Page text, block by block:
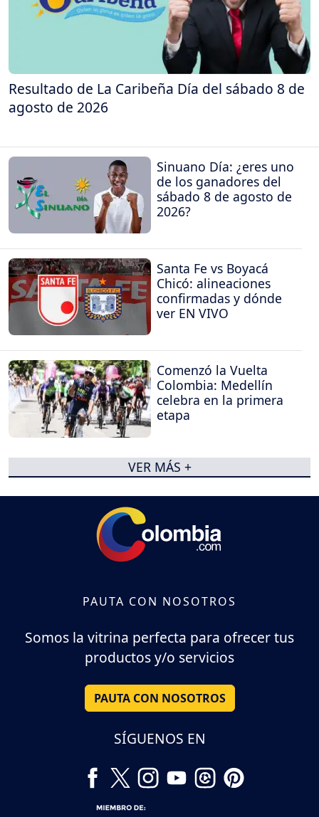
Resultado de La Caribeña Día del sábado 8 de
agosto de 2026
Sinuano Día: ¿eres uno
de los ganadores del
sábado 8 de agosto de
2026?
Santa Fe vs Boyacá
Chicó: alineaciones
confirmadas y dónde
ver EN VIVO
Comenzó la Vuelta
Colombia: Medellín
celebra en la primera
etapa
VER MÁS +
PAUTA CON NOSOTROS
Somos la vitrina perfecta para ofrecer tus
productos y/o servicios
PAUTA CON NOSOTROS
SÍGUENOS EN